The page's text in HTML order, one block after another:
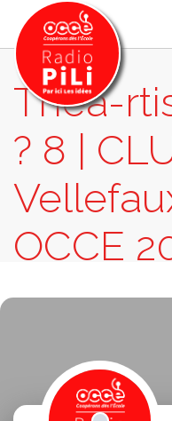
PRÉSENTATION
GRILLE DES
EMISSIONS /
RESSOURCES
CONTACT
Théâ-
? 8 |
OCCE
EMISSIONS THÉÂ-